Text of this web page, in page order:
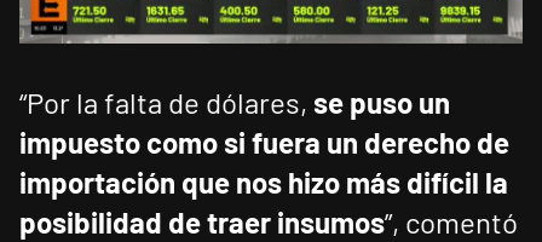
“Por la falta de dólares, se puso un
impuesto como si fuera un derecho de
importación que nos hizo más difícil la
posibilidad de traer insumos”, comentó